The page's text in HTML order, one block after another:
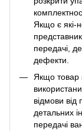
Якщо є які-
передачі,
дефекти.
Якщо товар
відмови
детальних
передачі